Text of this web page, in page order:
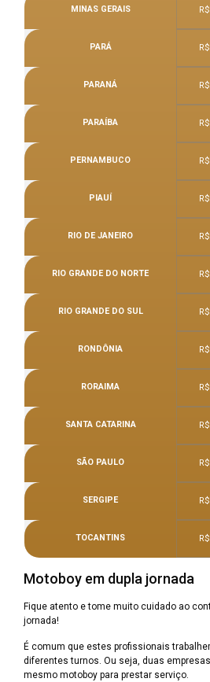
MINAS GERAIS
PARÁ
PARANÁ
PARAÍBA
PERNAMBUCO
PIAUÍ
RIO DE JANEIRO
RIO GRANDE DO NORTE
RIO GRANDE DO SUL
RONDÔNIA
RORAIMA
SANTA CATARINA
SÃO PAULO
SERGIPE
TOCANTINS
Motoboy em dupla jornada
Fique atento e tome muito cuidado ao
jornada!
É comum que estes profissionais
diferentes turnos. Ou seja, duas
mesmo motoboy para prestar serviço.